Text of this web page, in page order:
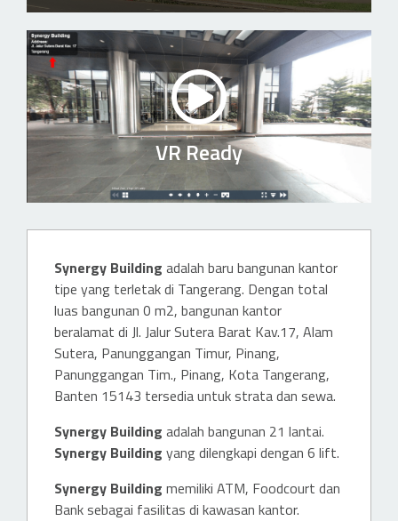
VR Ready
Synergy Building adalah baru bangunan kantor
tipe yang terletak di Tangerang. Dengan total
luas bangunan 0 m2, bangunan kantor
beralamat di Jl. Jalur Sutera Barat Kav.17, Alam
Sutera, Panunggangan Timur, Pinang,
Panunggangan Tim., Pinang, Kota Tangerang,
Banten 15143 tersedia untuk strata dan sewa.
Synergy Building adalah bangunan 21 lantai.
Synergy Building yang dilengkapi dengan 6 lift.
Synergy Building memiliki ATM, Foodcourt dan
Bank sebagai fasilitas di kawasan kantor.